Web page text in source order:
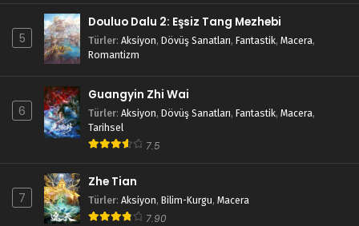
5
Douluo Dalu 2: Eşsiz Tang Mezhebi
Türler: Aksiyon, Dövüş Sanatları, Fantastik, Macera,
Romantizm
6
Guangyin Zhi Wai
Türler: Aksiyon, Dövüş Sanatları, Fantastik, Macera,
Tarihsel
7.5
7
Zhe Tian
Türler: Aksiyon, Bilim-Kurgu, Macera
7.90